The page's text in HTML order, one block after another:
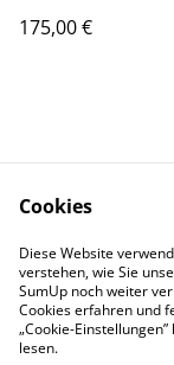
suchen und
175,00 €
Cookie-
Cookies
Diese Website
verstehen, wie Sie
SumUp noch weiter
Cookies erfahren und
„Cookie-
lesen.